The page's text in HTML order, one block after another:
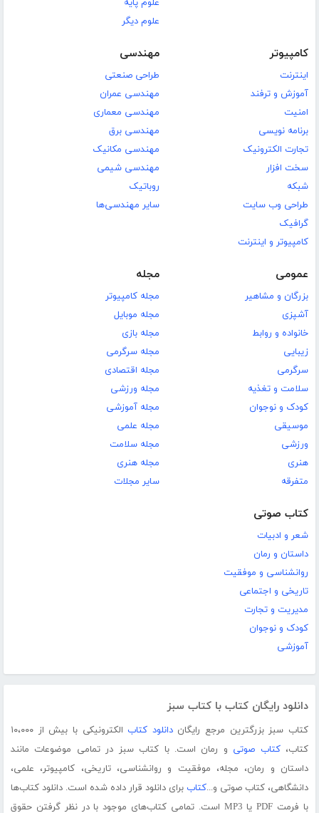
علوم پایه
علوم دیگر
کامپیوتر
اینترنت
آموزش و ترفند
امنیت
برنامه نویسی
تجارت الکترونیک
سخت افزار
شبکه
طراحی وب سایت
گرافیک
کامپیوتر و اینترنت
مهندسی
طراحی صنعتی
مهندسی عمران
مهندسی معماری
مهندسی برق
مهندسی مکانیک
مهندسی شیمی
روباتیک
سایر مهندسی‌ها
عمومی
بزرگان و مشاهیر
آشپزی
خانواده و روابط
زیبایی
سرگرمی
سلامت و تغذیه
کودک و نوجوان
موسیقی
ورزشی
هنری
متفرقه
مجله
مجله کامپیوتر
مجله موبایل
مجله بازی
مجله سرگرمی
مجله اقتصادی
مجله ورزشی
مجله آموزشی
مجله علمی
مجله سلامت
مجله هنری
سایر مجلات
کتاب صوتی
شعر و ادبیات
داستان و رمان
روانشناسی و موفقیت
تاریخی و اجتماعی
مدیریت و تجارت
کودک و نوجوان
آموزشی
دانلود رایگان کتاب با کتاب سبز
کتاب سبز بزرگترین مرجع رایگاندانلود کتاب
الکترونیکی با بیش از ۱۰،۰۰۰
کتاب،کتاب صوتی و رمان است. با کتاب سبز در تمامی موضوعات مانند
داستان و رمان، مجله، موفقیت و روانشناسی، تاریخی، کامپیوتر، علمی،
دانشگاهی، کتاب صوتی و...کتاب برای دانلود قرار داده شده است. دانلود کتاب‌ها
با فرمت PDF یا MP3 است. تمامی کتاب‌های موجود با در نظر گرفتن حقوق